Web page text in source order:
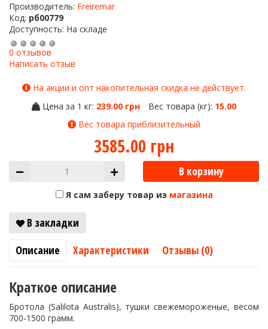
Производитель: Freiremar
Код: рб00779
Доступность: На складе
0 отзывов
Написать отзыв
На акции и опт накопительная скидка не действует.
Цена за 1 кг: 239.00 грн Вес товара (кг): 15.00
Вес товара приблизительный
3585.00 грн
В корзину
Я сам заберу товар из магазина
В закладки
Описание
Характеристики Отзывы (0)
Краткое описание
Бротола (Salilota Australis), тушки свежемороженые, весом
700-1500 грамм.